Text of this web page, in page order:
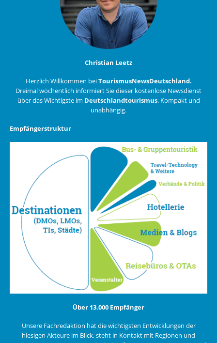
Christian Leetz
Herzlich Willkommen beiTourismusNewsDeutschland.
Dreimal wöchentlich informiert Sie dieser kostenlose Newsdienst
über das Wichtigste im Deutschlandtourismus. Kompakt und
unabhängig.
Empfängerstruktur
Über 13.000 Empfänger
Unsere Fachredaktion hat die wichtigsten Entwicklungen der
hiesigen Akteure im Blick, steht in Kontakt mit Regionen und